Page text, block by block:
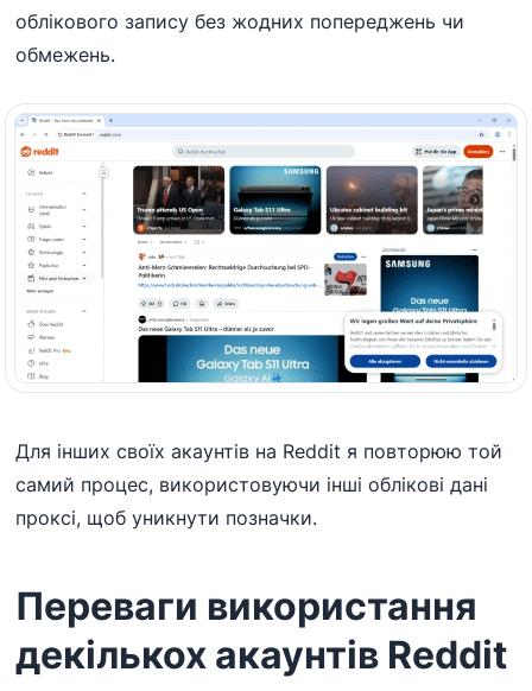
облікового запису без жодних попереджень чи
обмежень.
Для інших своїх акаунтів на Reddit я повторюю той
самий процес, використовуючи інші облікові дані
проксі, щоб уникнути позначки.
Переваги використання
декількох акаунтів Reddit